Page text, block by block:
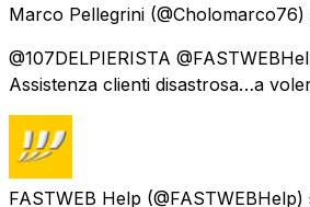
Marco Pellegrini (@Cholomarco76)
@107DELPIERISTA
Assistenza clienti disastrosa…a
FASTWEB Help (@FASTWEBHelp)